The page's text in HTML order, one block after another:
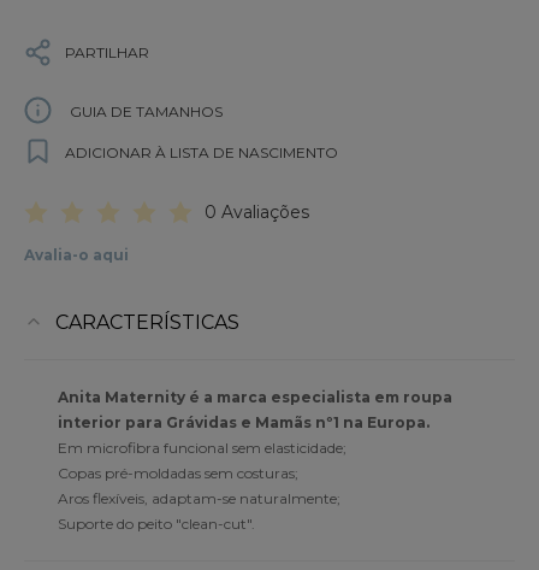
PARTILHAR
GUIA DE TAMANHOS
ADICIONAR À LISTA DE NASCIMENTO
0 Avaliações
Avalia-o aqui
CARACTERÍSTICAS
Anita Maternity é a marca especialista em roupa
interior para Grávidas e Mamãs nº1 na Europa.
Em microfibra funcional sem elasticidade;
Copas pré-moldadas sem costuras;
Aros flexíveis, adaptam-se naturalmente;
Suporte do peito "clean-cut".